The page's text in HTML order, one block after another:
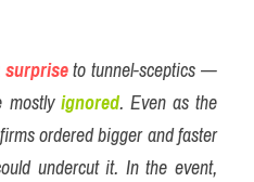
surprise to tunnel-sceptics —
mostly ignored. Even as the
ordered bigger and faster
undercut it. In the event,